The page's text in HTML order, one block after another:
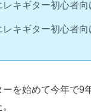
レキギター初心者
レキギター初心者
ーを始めて今年で9